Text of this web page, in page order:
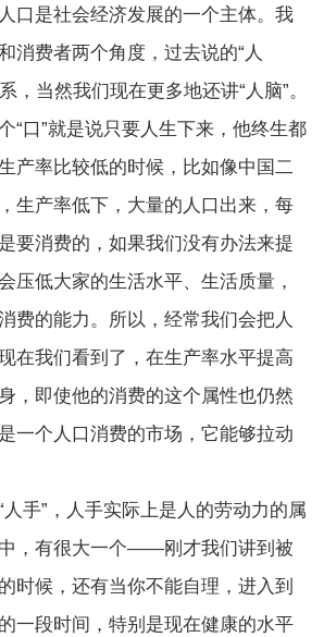
口是社会经济发展的一个主体。我
消费者两个角度，过去说的“人
，当然我们现在更多地还讲“人脑”。
“口”就是说只要人生下来，他终生都
产率比较低的时候，比如像中国二
生产率低下，大量的人口出来，每
要消费的，如果我们没有办法来提
压低大家的生活水平、生活质量，
费的能力。所以，经常我们会把人
在我们看到了，在生产率水平提高
，即使他的消费的这个属性也仍然
一个人口消费的市场，它能够拉动
手”，人手实际上是人的劳动力的属
，有很大一个——刚才我们讲到被
时候，还有当你不能自理，进入到
一段时间，特别是现在健康的水平